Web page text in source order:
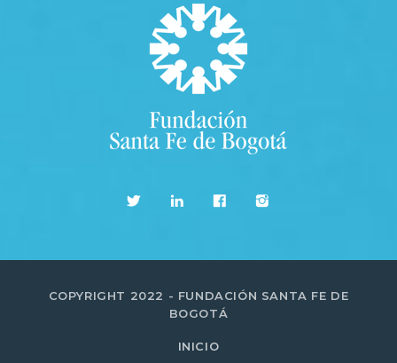
COPYRIGHT 2022 - FUNDACIÓN SANTA FE DE
BOGOTÁ
INICIO